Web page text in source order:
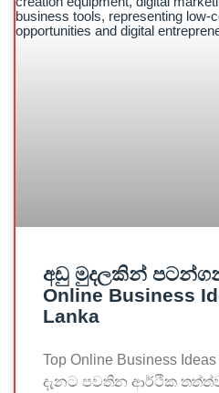
අඩු මුදලකින්
Online Business
Lanka
Top Online Business
දැනට පවතින ආර්ථික